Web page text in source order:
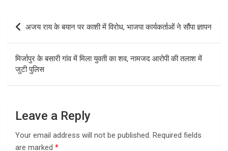
Post
navigation
अजय राय के बयान पर काशी में विरोध, भाजपा कार्यकर्ताओं ने सौंपा ज्ञापन
मिर्जापुर के बसारी गांव में मिला युवती का शव, नामजद आरोपी की तलाश में
जुटी पुलिस
Leave a Reply
Your email address will not be published. Required fields
are marked *